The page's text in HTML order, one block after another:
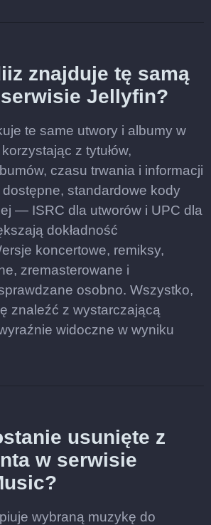
znajduje tę samą
Jellyfin?
te same utwory i albumy w
z tytułów,
czasu trwania i informacji
standardowe kody
— ISRC dla utworów i UPC dla
dokładność
koncertowe, remiksy,
zremasterowane i
osobno. Wszystko,
znaleźć z wystarczającą
widoczne w wyniku
usunięte z
w serwisie
wybraną muzykę do